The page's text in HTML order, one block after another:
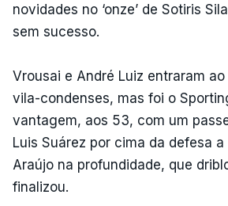
novidades no ‘onze’ de Sotiris
sem sucesso.
Vrousai e André Luiz entraram
vila-condenses, mas foi o
vantagem, aos 53, com um
Luis Suárez por cima da defesa
Araújo na profundidade, que
finalizou.